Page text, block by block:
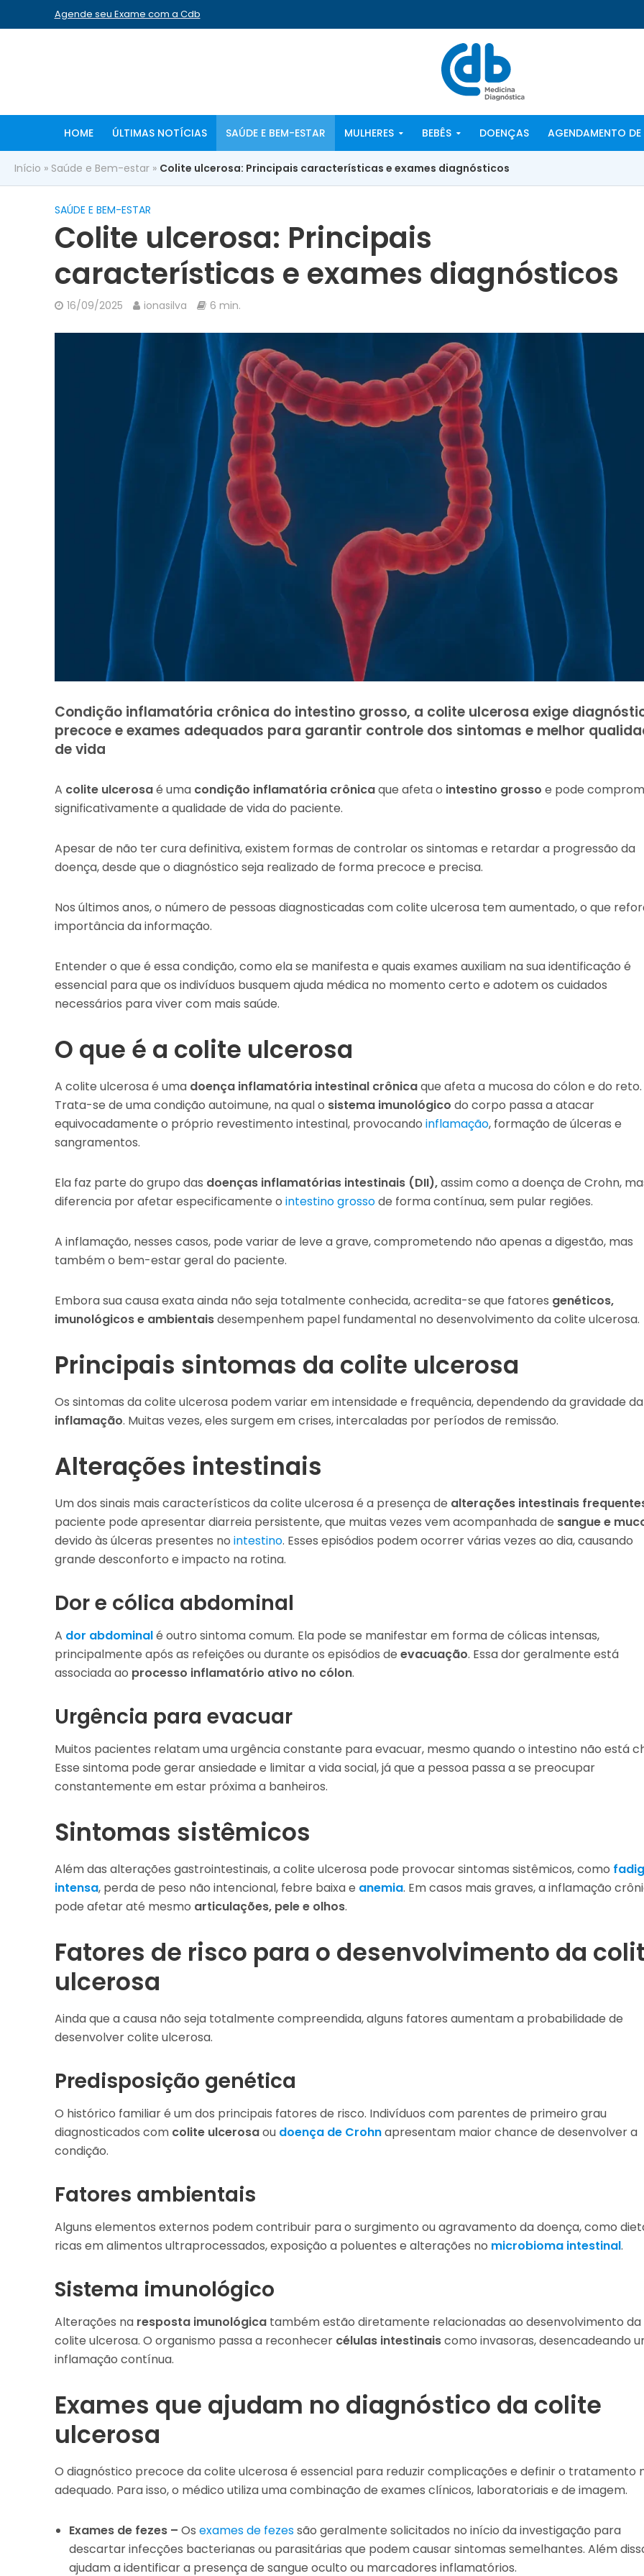
Agende seu Exame com a Cdb
HOME ÚLTIMAS NOTÍCIAS SAÚDE E BEM-ESTAR MULHERES BEBÊS DOENÇAS AGENDAMENTO DE
Início » Saúde e Bem-estar » Colite ulcerosa: Principais características e exames diagnósticos
SAÚDE E BEM-ESTAR
Colite ulcerosa: Principais
características e exames diagnósticos
16/09/2025 ionasilva 6 min.
Condição inflamatória crônica do intestino grosso, a colite ulcerosa exige
precoce e exames adequados para garantir controle dos sintomas e melhor
de vida
A colite ulcerosaé uma condição inflamatória crônicaque afeta o intestino grosso e pode
significativamente a qualidade de vida do paciente.
Apesar de não ter cura definitiva, existem formas de controlar os sintomas e retardar a progressão da
doença, desde que o diagnóstico seja realizado de forma precoce e precisa.
Nos últimos anos, o número de pessoas diagnosticadas com colite ulcerosa tem aumentado, o que
importância da informação.
Entender o que é essa condição, como ela se manifesta e quais exames auxiliam na sua identificação é
essencial para que os indivíduos busquem ajuda médica no momento certo e adotem os cuidados
necessários para viver com mais saúde.
O que é a colite ulcerosa
A colite ulcerosa é uma doença inflamatória intestinal crônicaque afeta a mucosa do cólon e do reto.
Trata-se de uma condição autoimune, na qual o sistema imunológico do corpo passa a atacar
equivocadamente o próprio revestimento intestinal, provocando inflamação, formação de úlceras e
sangramentos.
Ela faz parte do grupo das doenças inflamatórias intestinais (DII),assim como a doença de Crohn,
diferencia por afetar especificamente o intestino grossode forma contínua, sem pular regiões.
A inflamação, nesses casos, pode variar de leve a grave, comprometendo não apenas a digestão, mas
também o bem-estar geral do paciente.
Embora sua causa exata ainda não seja totalmente conhecida, acredita-se que fatores genéticos,
imunológicos e ambientaisdesempenhem papel fundamental no desenvolvimento da colite ulcerosa.
Principais sintomas da colite ulcerosa
Os sintomas da colite ulcerosa podem variar em intensidade e frequência, dependendo da gravidade da
inflamação. Muitas vezes, eles surgem em crises, intercaladas por períodos de remissão.
Alterações intestinais
Um dos sinais mais característicos da colite ulcerosa é a presença de alterações intestinais
paciente pode apresentar diarreia persistente, que muitas vezes vem acompanhada de sangue e
devido às úlceras presentes no intestino. Esses episódios podem ocorrer várias vezes ao dia, causando
grande desconforto e impacto na rotina.
Dor e cólica abdominal
A dor abdominalé outro sintoma comum. Ela pode se manifestar em forma de cólicas intensas,
principalmente após as refeições ou durante os episódios de evacuação. Essa dor geralmente está
associada ao processo inflamatório ativo no cólon.
Urgência para evacuar
Muitos pacientes relatam uma urgência constante para evacuar, mesmo quando o intestino não está
Esse sintoma pode gerar ansiedade e limitar a vida social, já que a pessoa passa a se preocupar
constantemente em estar próxima a banheiros.
Sintomas sistêmicos
Além das alterações gastrointestinais, a colite ulcerosa pode provocar sintomas sistêmicos, como
intensa, perda de peso não intencional, febre baixa e anemia. Em casos mais graves, a inflamação
pode afetar até mesmo articulações, pele e olhos.
Fatores de risco para o desenvolvimento da
ulcerosa
Ainda que a causa não seja totalmente compreendida, alguns fatores aumentam a probabilidade de
desenvolver colite ulcerosa.
Predisposição genética
O histórico familiar é um dos principais fatores de risco. Indivíduos com parentes de primeiro grau
diagnosticados com colite ulcerosaou doença de Crohnapresentam maior chance de desenvolver a
condição.
Fatores ambientais
Alguns elementos externos podem contribuir para o surgimento ou agravamento da doença, como
ricas em alimentos ultraprocessados, exposição a poluentes e alterações no microbioma intestinal.
Sistema imunológico
Alterações na resposta imunológicatambém estão diretamente relacionadas ao desenvolvimento da
colite ulcerosa. O organismo passa a reconhecer células intestinaiscomo invasoras, desencadeando
inflamação contínua.
Exames que ajudam no diagnóstico da colite
ulcerosa
O diagnóstico precoce da colite ulcerosa é essencial para reduzir complicações e definir o tratamento
adequado. Para isso, o médico utiliza uma combinação de exames clínicos, laboratoriais e de imagem.
Exames de fezes – Os exames de fezessão geralmente solicitados no início da investigação para
descartar infecções bacterianas ou parasitárias que podem causar sintomas semelhantes. Além
ajudam a identificar a presença de sangue oculto ou marcadores inflamatórios.